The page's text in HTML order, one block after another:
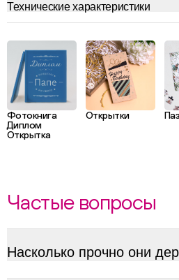
Технические характеристики
Фотокнига
Диплом
Открытка
Открытки
Частые вопросы
Насколько прочно они